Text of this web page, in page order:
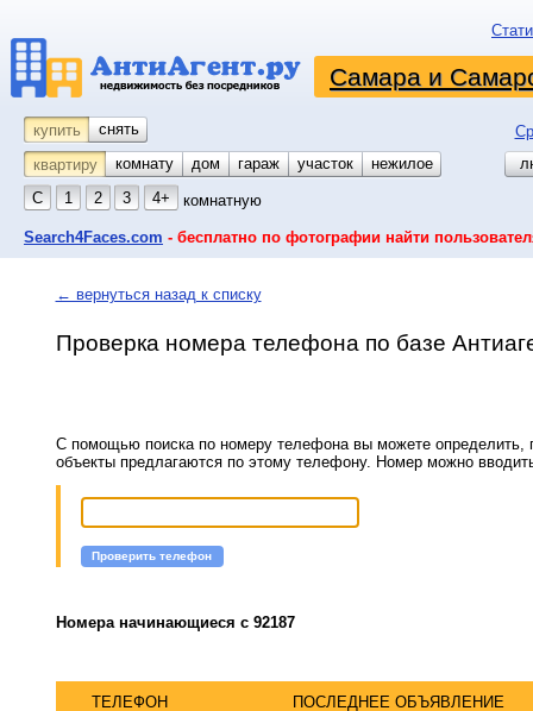
Самара и
купить снять
квартиру
комнату койко-место
дом гараж участок
нежилое
С
1 2 3 4+ комнатную
Search4Faces.com - бесплатно по фотографии найти
← вернуться назад к списку
Проверка номера телефона по базе
С помощью поиска по номеру телефона вы можете определить,
объекты предлагаются по этому телефону. Номер можно
Проверить телефон
Номера начинающиеся с 92187
ТЕЛЕФОН ПОСЛЕДНЕЕ ОБЪЯВЛЕНИЕ